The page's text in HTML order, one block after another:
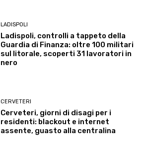
LADISPOLI
Ladispoli, controlli a tappeto della
Guardia di Finanza: oltre 100 militari
sul litorale, scoperti 31 lavoratori in
nero
CERVETERI
Cerveteri, giorni di disagi per i
residenti: blackout e internet
assente, guasto alla centralina